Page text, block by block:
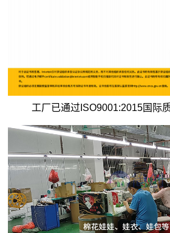
工厂已通过ISO9001:2015国际